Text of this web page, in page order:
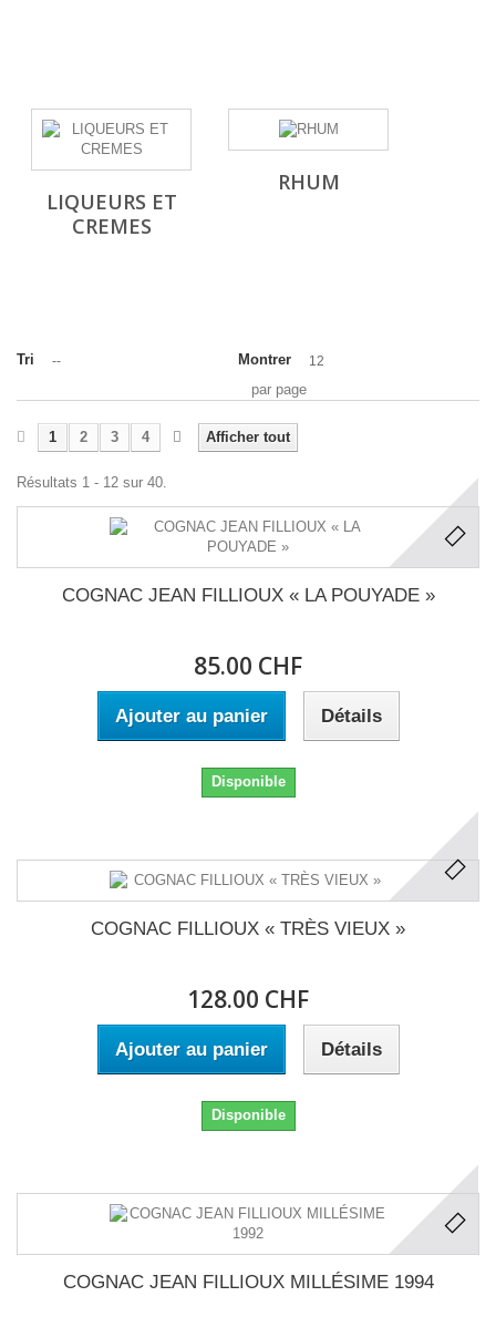
LIQUEURS ET
CREMES
RHUM
Tri -- Montrer 12
par page
Afficher tout
1 2 3 4
Résultats 1 - 12 sur 40.
COGNAC JEAN FILLIOUX « LA POUYADE »
85.00 CHF
Ajouter au panier Détails
Disponible
COGNAC FILLIOUX « TRÈS VIEUX »
128.00 CHF
Ajouter au panier Détails
Disponible
COGNAC JEAN FILLIOUX MILLÉSIME 1994